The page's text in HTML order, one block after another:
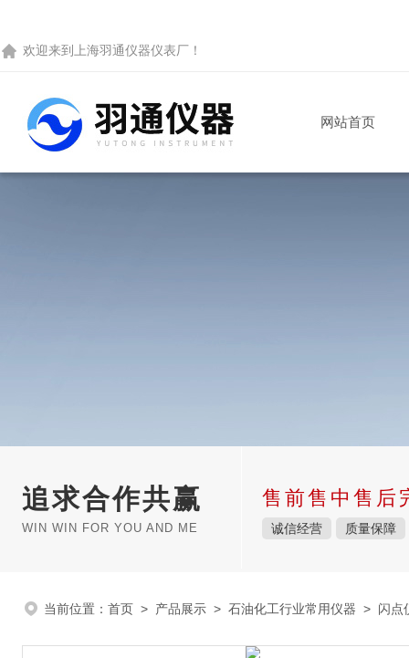
欢迎来到 上海羽通仪器仪表厂 ！
网站首页
追求合作共赢
WIN WIN FOR YOU AND ME
售前售中售后
诚信经营 质量保障
当前位置： 首页 > 产品展示 > 石油化工行业常用仪器 > 闪点